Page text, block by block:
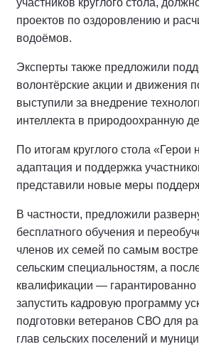
проектов по оздоровлению и
водоёмов.
Эксперты также предложили
волонтёрские акции и движения
выступили за внедрение
интеллекта в природоохранную
По итогам круглого стола «Герои
адаптация и поддержка
представили новые меры
В частности, предложили
бесплатного обучения и
членов их семей по самым
сельским специальностям, а
квалификации — гарантированно
запустить кадровую программу
подготовки ветеранов СВО для
глав сельских поселений и